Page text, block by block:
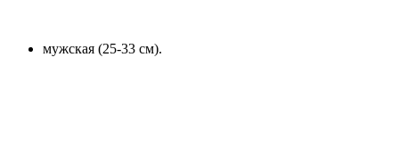
мужская (25-33 см).